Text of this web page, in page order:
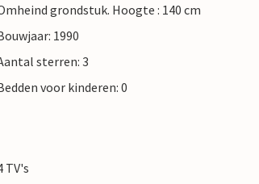
grondstuk. Hoogte : 140 cm
1990
sterren: 3
voor kinderen: 0
TV's